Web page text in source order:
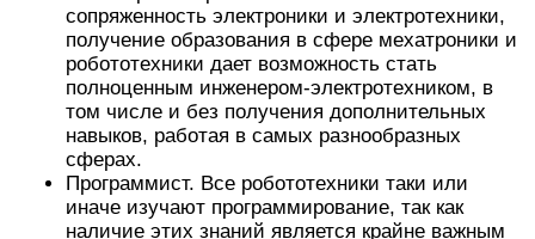
сопряженность электроники и электротехники,
получение образования в сфере мехатроники и
робототехники дает возможность стать
полноценным инженером-электротехником, в
том числе и без получения дополнительных
навыков, работая в самых разнообразных
сферах.
Программист. Все робототехники таки или
иначе изучают программирование, так как
наличие этих знаний является крайне важным